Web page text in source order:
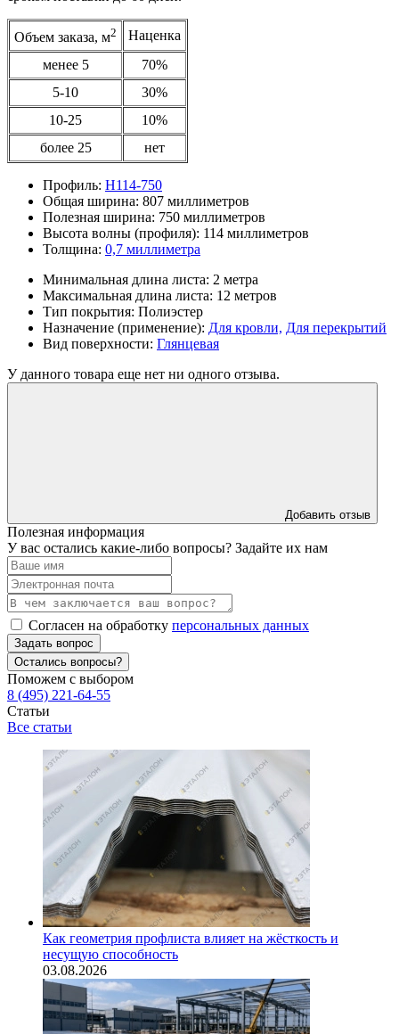
Объем заказа, м2
Наценка
менее 5
70%
5-10
30%
10-25
10%
более 25
нет
Профиль: Н114-750
Общая ширина: 807 миллиметров
Полезная ширина: 750 миллиметров
Высота волны (профиля): 114 миллиметров
Толщина: 0,7 миллиметра
Минимальная длина листа: 2 метра
Максимальная длина листа: 12 метров
Тип покрытия: Полиэстер
Назначение (применение): Для кровли, Для перекрытий
Вид поверхности: Глянцевая
У данного товара еще нет ни одного отзыва.
Добавить отзыв
Полезная информация
У вас остались какие-либо вопросы? Задайте их нам
Согласен на обработку персональных данных
Задать вопрос
Остались вопросы?
Поможем с выбором
8 (495) 221-64-55
Статьи
Все статьи
Как геометрия профлиста влияет на жёсткость и
несущую способность
03.08.2026